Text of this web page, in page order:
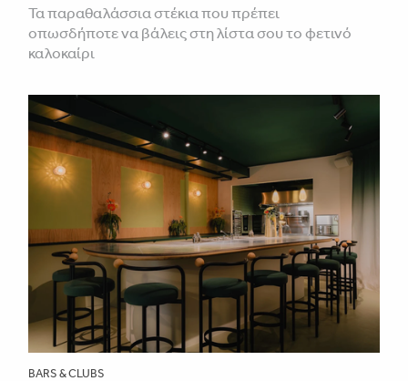
Τα παραθαλάσσια στέκια που πρέπει
οπωσδήποτε να βάλεις στη λίστα σου το φετινό
καλοκαίρι
BARS & CLUBS